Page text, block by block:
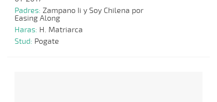
Padres: Zampano Ii y Soy Chilena por
Easing Along
Haras: H. Matriarca
Stud: Pogate